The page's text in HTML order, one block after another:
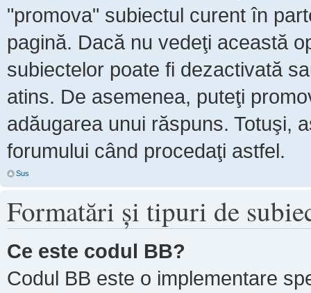
"promova" subiectul curent în
pagină. Dacă nu vedeţi această
subiectelor poate fi dezactivată
atins. De asemenea, puteţi
adăugarea unui răspuns. Totuşi,
forumului când procedaţi astfel.
Sus
Formatări şi tipuri de
Ce este codul BB?
Codul BB este o implementare